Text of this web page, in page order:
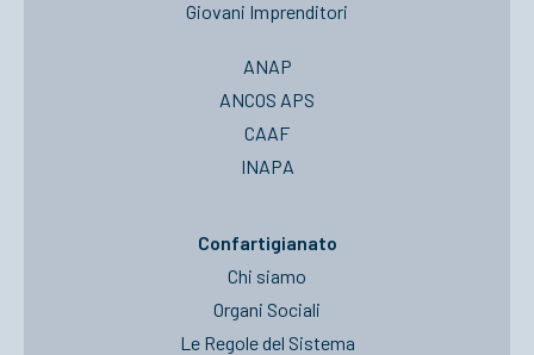
Giovani Imprenditori
ANAP
ANCOS APS
CAAF
INAPA
Confartigianato
Chi siamo
Organi Sociali
Le Regole del Sistema